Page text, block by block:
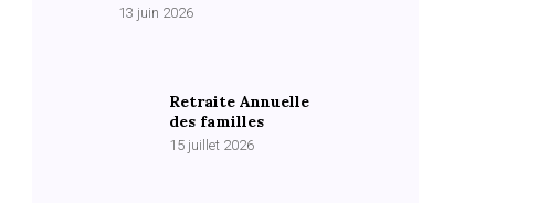
13 juin 2026
Retraite Annuelle
des familles
15 juillet 2026